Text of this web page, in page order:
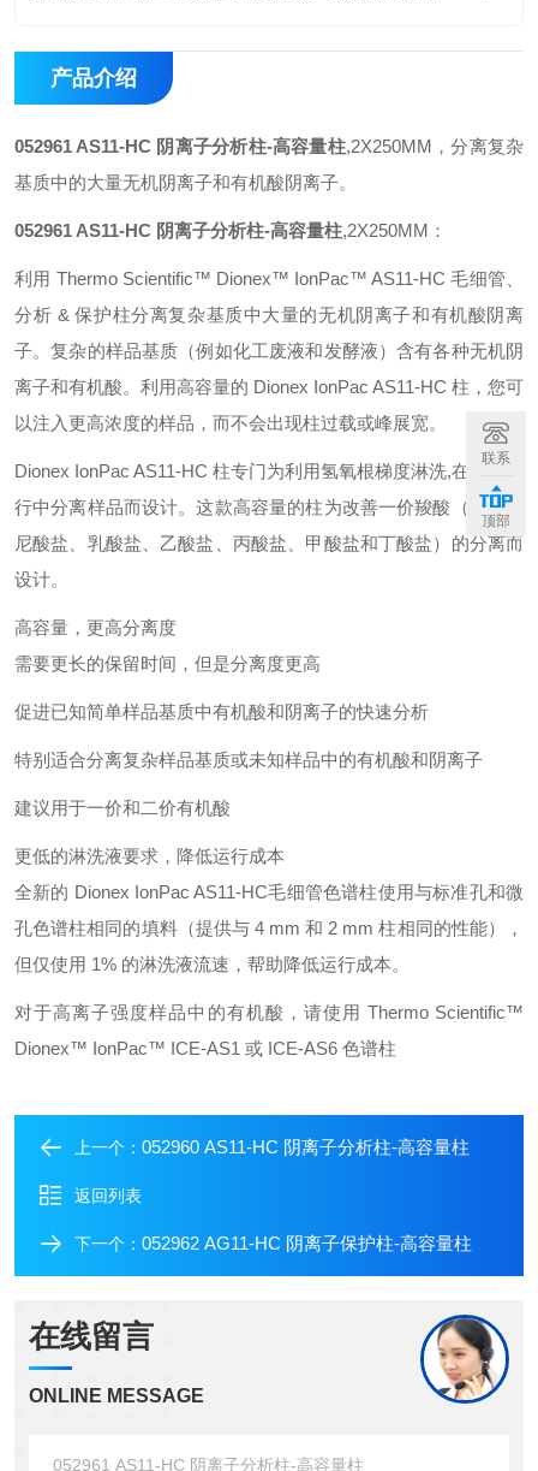
产品介绍
052961 AS11-HC 阴离子分析柱-高容量柱,2X250MM，分离复杂
基质中的大量无机阴离子和有机酸阴离子。
052961 AS11-HC 阴离子分析柱-高容量柱,2X250MM：
利用 Thermo Scientific™ Dionex™ IonPac™ AS11-HC 毛细管、
分析 & 保护柱分离复杂基质中大量的无机阴离子和有机酸阴离
子。复杂的样品基质（例如化工废液和发酵液）含有各种无机阴
离子和有机酸。利用高容量的 Dionex IonPac AS11-HC 柱，您可
以注入更高浓度的样品，而不会出现柱过载或峰展宽。
Dionex IonPac AS11-HC 柱专门为利用氢氧根梯度淋洗,在单次运
行中分离样品而设计。这款高容量的柱为改善一价羧酸（包括奎
尼酸盐、乳酸盐、乙酸盐、丙酸盐、甲酸盐和丁酸盐）的分离而
设计。
高容量，更高分离度
需要更长的保留时间，但是分离度更高
促进已知简单样品基质中有机酸和阴离子的快速分析
特别适合分离复杂样品基质或未知样品中的有机酸和阴离子
建议用于一价和二价有机酸
更低的淋洗液要求，降低运行成本
全新的 Dionex IonPac AS11-HC毛细管色谱柱使用与标准孔和微
孔色谱柱相同的填料（提供与 4 mm 和 2 mm 柱相同的性能），
但仅使用 1% 的淋洗液流速，帮助降低运行成本。
对于高离子强度样品中的有机酸，请使用 Thermo Scientific™
Dionex™ IonPac™ ICE-AS1 或 ICE-AS6 色谱柱
上一个： 052960 AS11-HC 阴离子分析柱-高容量柱
返回列表
下一个： 052962 AG11-HC 阴离子保护柱-高容量柱
在线留言
ONLINE MESSAGE
联系
顶部